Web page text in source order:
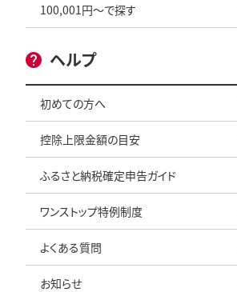
100,001円～で探す
ヘルプ
初めての方へ
控除上限金額の目安
ふるさと納税確定申告ガイド
ワンストップ特例制度
よくある質問
お知らせ